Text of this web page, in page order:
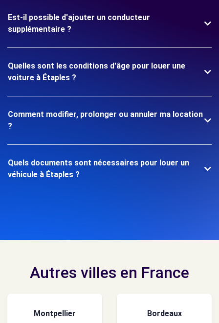
Est-il possible d'ajouter un conducteur
supplémentaire ?
Quelles sont les conditions d'âge pour louer une
voiture à Étaples ?
Comment modifier, prolonger ou annuler ma location
?
Quels documents sont nécessaires pour louer un
véhicule à Étaples ?
Autres villes en France
Montpellier Bordeaux